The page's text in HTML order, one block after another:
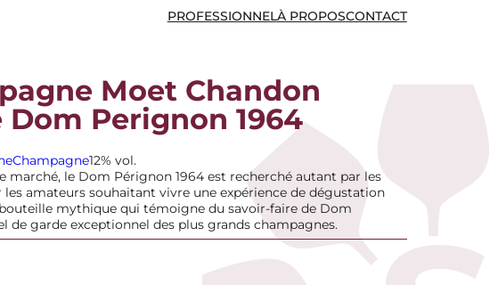
PROFESSIONNELÀ PROPOSCONTACT
Moet Chandon
Dom Perignon 1964
Champagne12% vol.
marché, le Dom Pérignon 1964 est recherché autant par les
amateurs souhaitant vivre une expérience de dégustation
mythique qui témoigne du savoir-faire de Dom
de garde exceptionnel des plus grands champagnes.